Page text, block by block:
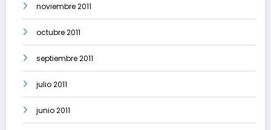
noviembre 2011
octubre 2011
septiembre 2011
julio 2011
junio 2011